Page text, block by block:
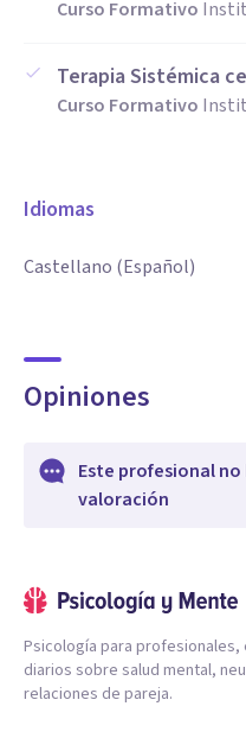
Curso Formativo
Terapia Sistémica
Curso Formativo
Idiomas
Castellano (Español)
Opiniones
Este profesional
valoración
Psicología para
diarios sobre salud mental,
relaciones de pareja.